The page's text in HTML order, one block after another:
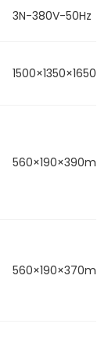
3N-380V-50Hz
560×190×390mm
560×190×370mm